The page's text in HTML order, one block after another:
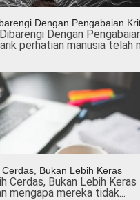
Dengan Pengabaian
Dengan
perhatian manusia telah
Bukan Lebih Keras
Cerdas, Bukan Lebih Keras
mengapa mereka tidak...